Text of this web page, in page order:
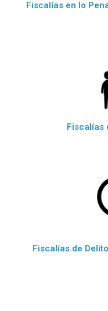
Fiscalías en lo
Fiscalías
Fiscalías de